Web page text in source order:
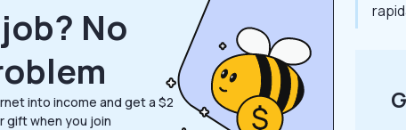
No
into income and get a $2
gift when you join